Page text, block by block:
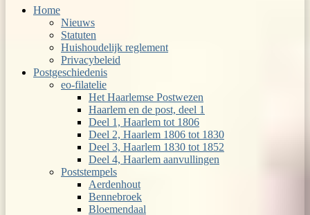
Home
Nieuws
Statuten
Huishoudelijk reglement
Privacybeleid
Postgeschiedenis
eo-filatelie
Het Haarlemse Postwezen
Haarlem en de post, deel 1
Deel 1, Haarlem tot 1806
Deel 2, Haarlem 1806 tot 1830
Deel 3, Haarlem 1830 tot 1852
Deel 4, Haarlem aanvullingen
Poststempels
Aerdenhout
Bennebroek
Bloemendaal